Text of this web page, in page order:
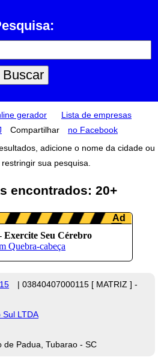
gerador
Lista de empresas
Compartilhar
no Facebook
adicione o nome da cidade ou
sua pesquisa.
encontrados: 20+
| 03840407000115 [ MATRIZ ] -
Sul LTDA
de Padua, Tubarao - SC